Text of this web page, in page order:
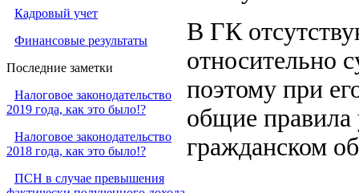
Кадровый учет
Финансовые результаты
Последние заметки
Налоговое законодательство
2019 года, как это было!?
Налоговое законодательство
2018 года, как это было!?
ПСН в случае превышения
В ГК
относительно
поэтому при
общие правила
гражданском